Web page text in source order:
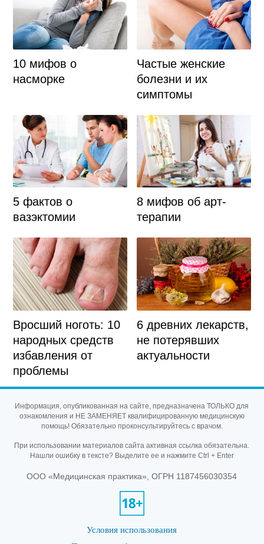
10 мифов о
насморке
Частые женские
болезни и их
симптомы
5 фактов о
вазэктомии
8 мифов об арт-
терапии
Вросший ноготь: 10
народных средств
избавления от
проблемы
6 древних лекарств,
не потерявших
актуальности
Информация, опубликованная на сайте, предназначена ТОЛЬКО для
ознакомления и НЕ ЗАМЕНЯЕТ квалифицированную медицинскую
помощь! Обязательно проконсультируйтесь с врачом.
При использовании материалов сайта активная ссылка обязательна.
Нашли ошибку в тексте? Выделите ее и нажмите Ctrl + Enter
ООО «Медицинская практика», ОГРН 1187456030354
Условия использования